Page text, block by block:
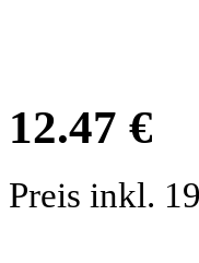
12.47 €
Preis inkl.